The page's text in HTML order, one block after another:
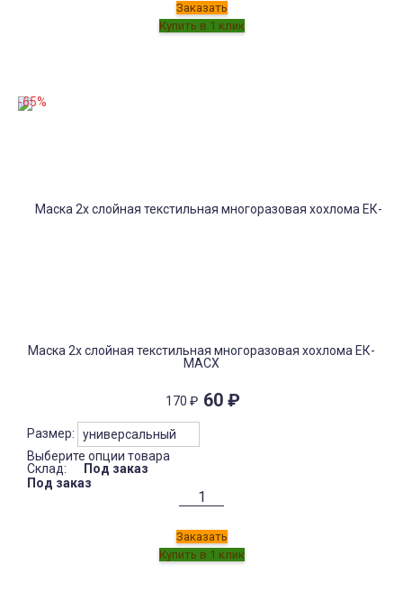
Заказать
Маска 2х слойная текстильная многоразовая хохлома ЕК-
МАСХ
170 ₽ 60 ₽
Размер:
Выберите опции товара
Склад:
Под заказ
Под заказ
Заказать
-65%